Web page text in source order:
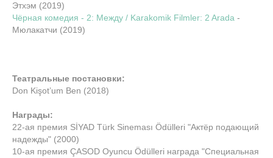
Этхэм (2019)
Чёрная комедия - 2: Между / Karakomik Filmler: 2 Arada -
Мюлакатчи (2019)
Театральные постановки:
Don Kişot’um Ben (2018)
Награды:
22-ая премия SİYAD Türk Sineması Ödülleri "Актёр подающий
надежды" (2000)
10-ая премия ÇASOD Oyuncu Ödülleri награда "Специальная